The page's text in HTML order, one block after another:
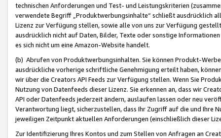
technischen Anforderungen und Test- und Leistungskriterien
verwendete Begriff „Produktwerbungsinhalte“ schließt ausdrücklich
Lizenz zur Verfügung stellen, sowie alle von uns zur Verfügung
ausdrücklich nicht auf Daten, Bilder, Texte oder sonstige
es sich nicht um eine Amazon-Website handelt.
(b) Abrufen von Produktwerbungsinhalten. Sie können Produkt-
ausdrückliche vorherige schriftliche Genehmigung erteilt haben,
wir über die Creators API Feeds zur Verfügung stellen. Wenn Sie
Nutzung von Datenfeeds dieser Lizenz. Sie erkennen an, dass wir
API oder Datenfeeds jederzeit ändern, auslaufen lassen oder neu
Verantwortung liegt, sicherzustellen, dass Ihr Zugriff auf die und Ihre
jeweiligen Zeitpunkt aktuellen Anforderungen (einschließlich dieser
Zur Identifizierung Ihres Kontos und zum Stellen von Anfragen an